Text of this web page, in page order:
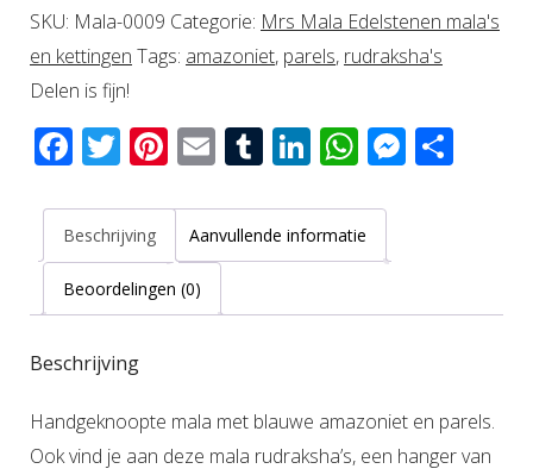
amazoniet
parels
SKU: Mala-0009 Categorie: Mrs Mala Edelstenen mala's
en kettingen Tags: amazoniet, parels, rudraksha's
Delen is fijn!
Facebook
Twitter
Pinterest
EmailTumblr
LinkedIn
Beschrijving Aanvullende informatie
Beoordelingen (0)
Beschrijving
Handgeknoopte mala met blauwe amazoniet en parels.
Ook vind je aan deze mala rudraksha’s, een hanger van